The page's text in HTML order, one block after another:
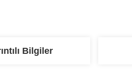
Bilgiler